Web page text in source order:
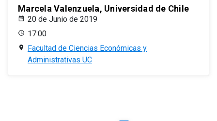
Marcela Valenzuela, Universidad de Chile
20 de Junio de 2019
17:00
Facultad de Ciencias Económicas y
Administrativas UC